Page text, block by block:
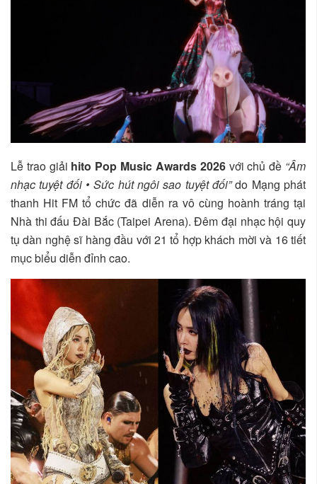
Lễ trao giải hito Pop Music Awards 2026với chủ đề “Âm
nhạc tuyệt đối • Sức hút ngôi sao tuyệt đối”do Mạng phát
thanh Hit FM tổ chức đã diễn ra vô cùng hoành tráng tại
Nhà thi đấu Đài Bắc (Taipei Arena). Đêm đại nhạc hội quy
tụ dàn nghệ sĩ hàng đầu với 21 tổ hợp khách mời và 16 tiết
mục biểu diễn đỉnh cao.